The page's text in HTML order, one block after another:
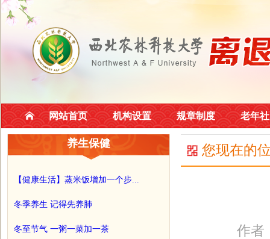
网站首页 机构设置 规章制度 老年
养生保健
【健康生活】蒸米饭增加一个步...
冬季养生 记得先养肺
冬至节气 一粥一菜加一茶
您现在的
作